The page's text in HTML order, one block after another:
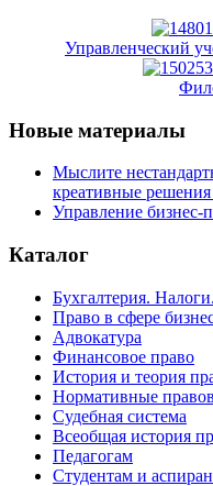
Управленческий
Новые материалы
Мыслите
креативные
Управление бизнес-
Каталог
Бухгалтерия.
Право в сфере
Адвокатура
Финансовое право
История и теория
Нормативные
Судебная система
Всеобщая история
Педагогам
Студентам и